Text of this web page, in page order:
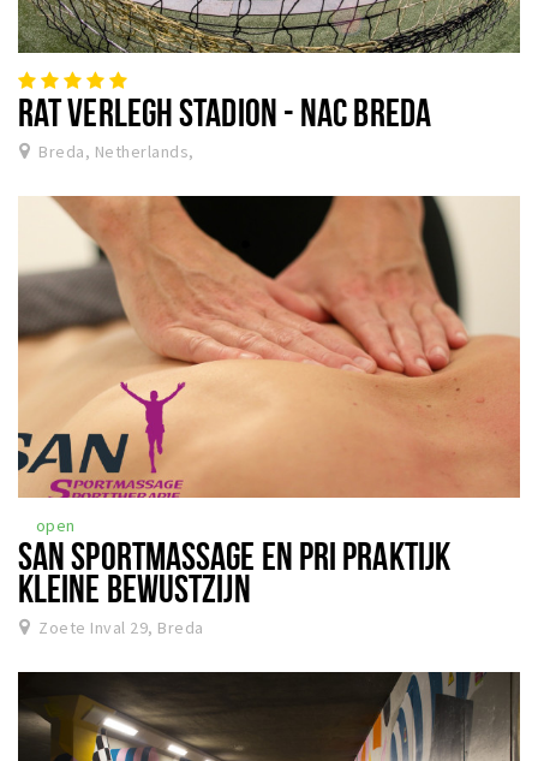
RAT VERLEGH STADION - NAC BREDA
Breda, Netherlands,
open
SAN SPORTMASSAGE EN PRI PRAKTIJK
KLEINE BEWUSTZIJN
Zoete Inval 29, Breda